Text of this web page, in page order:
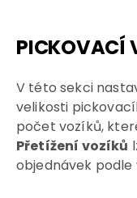
PICKOVACÍ
V této sekci
velikosti
počet vozíků,
Přetížení vozíků
objednávek